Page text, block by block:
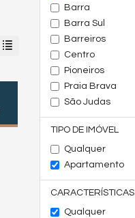
Barra
Barra Sul
Barreiros
Centro
Pioneiros
Praia Brava
São Judas
TIPO DE IMÓVEL
Qualquer
Apartamento
CARACTERÍSTICAS
Qualquer